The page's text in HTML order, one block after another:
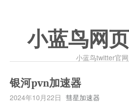
小蓝鸟网
小蓝鸟twitter官
银河pvn加速器
2024年10月22日 彗星加速器